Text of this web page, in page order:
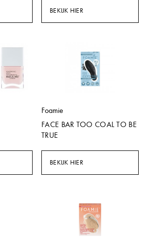
BEKIJK HIER
Foamie
FACE BAR TOO COAL TO BE
TRUE
BEKIJK HIER